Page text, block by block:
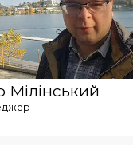
Мілінський